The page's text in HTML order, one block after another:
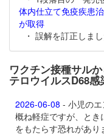
体内仕立て免疫疾患
が取得
・ 誤解を訂正しま
ワクチン接種サル
テロウイルスD68感
2026-06-08 - 小児の
概ね軽症ですが、と
をもたらす恐れがあり